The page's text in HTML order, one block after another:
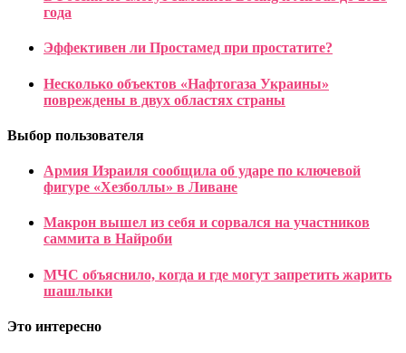
года
Эффективен ли Простамед при простатите?
Несколько объектов «Нафтогаза Украины»
повреждены в двух областях страны
Выбор пользователя
Армия Израиля сообщила об ударе по ключевой
фигуре «Хезболлы» в Ливане
Макрон вышел из себя и сорвался на участников
саммита в Найроби
МЧС объяснило, когда и где могут запретить жарить
шашлыки
Это интересно